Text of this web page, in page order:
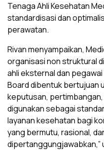
Tenaga Ahli Kesehatan
standardisasi dan
perawatan.
Rivan menyampaikan,
organisasi non struktural
ahli eksternal dan
Board dibentuk bertujuan
keputusan,
digunakan sebagai
layanan kesehatan bagi
yang bermutu, rasional,
dipertanggungjawabkan,”